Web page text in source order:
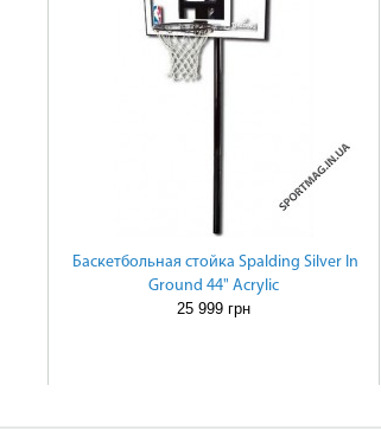
Баскетбольная стойка Spalding Silver In
Ground 44" Acrylic
25 999 грн